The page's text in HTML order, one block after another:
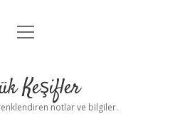
Anasayfa
Uyarı
menüyü
Keşifler
notlar ve bilgiler.